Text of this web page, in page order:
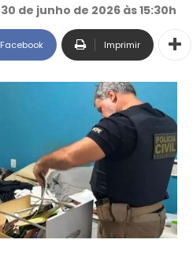
30 de junho de 2026 às 15:30h
Facebook Imprimir